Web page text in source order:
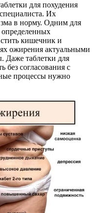
для похудения
Их
в норму. Одним для
определенных
кишечник и
ожирения актуальными
Даже таблетки для
без согласования с
процессы нужно